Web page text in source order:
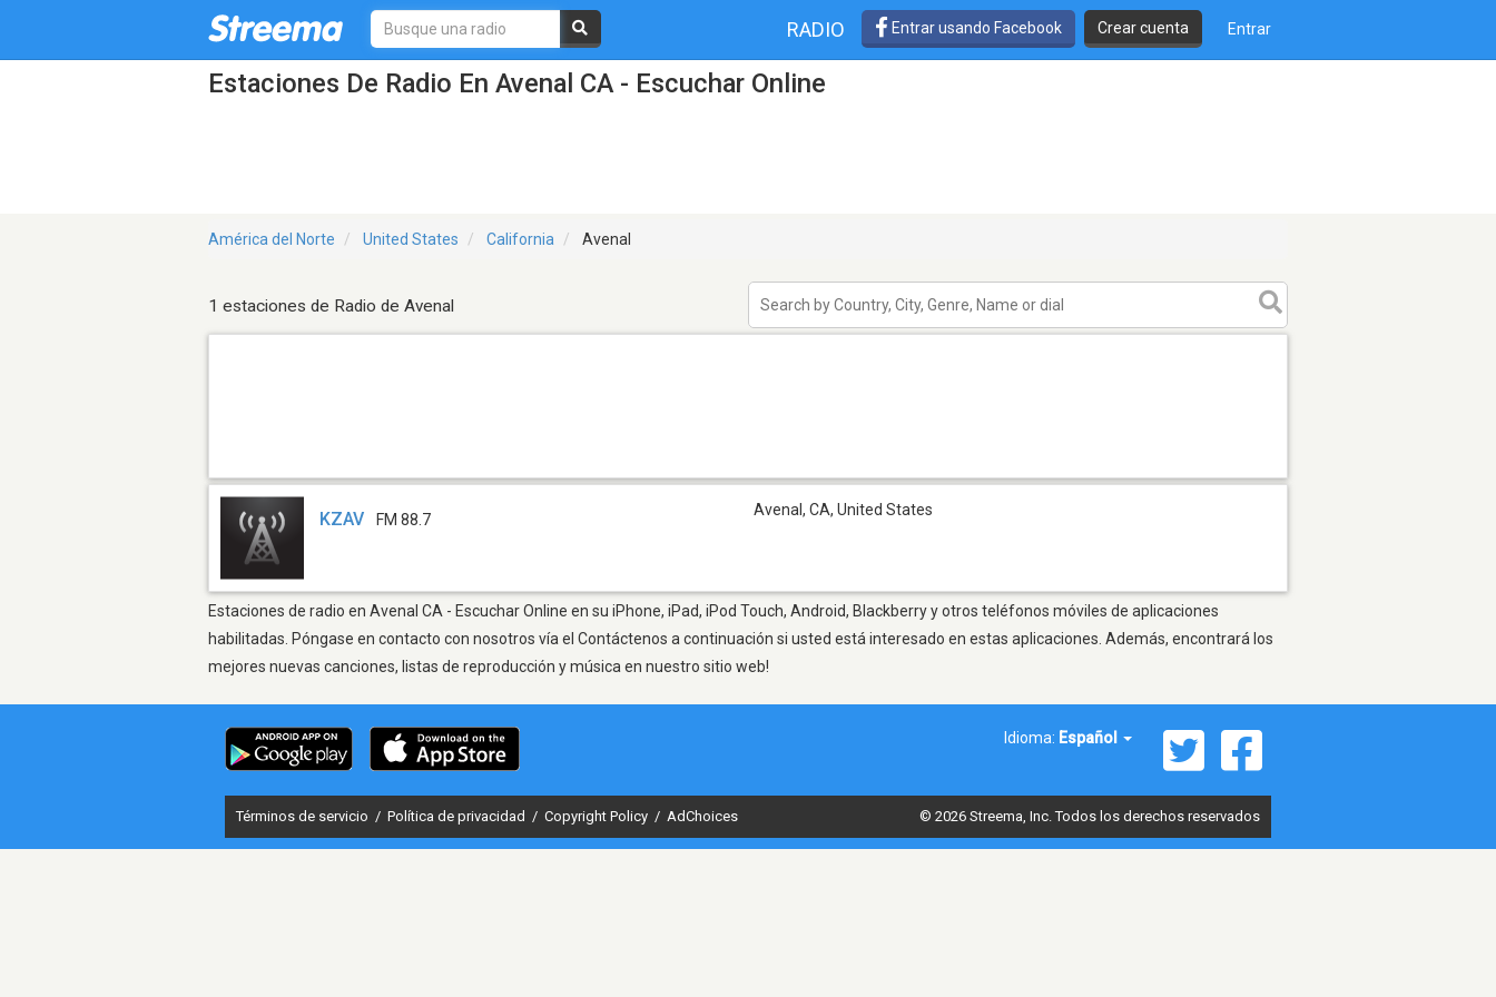
RADIO Entrar usando Facebook Crear cuenta Entrar
Estaciones De Radio En Avenal CA - Escuchar Online
América del Norte United States California Avenal
1 estaciones de Radio de Avenal
KZAV FM 88.7
Avenal, CA, United States
Estaciones de radio en Avenal CA - Escuchar Online en su iPhone, iPad, iPod Touch, Android, Blackberry y otros teléfonos móviles de aplicaciones
habilitadas. Póngase en contacto con nosotros vía el Contáctenos a continuación si usted está interesado en estas aplicaciones. Además, encontrará los
mejores nuevas canciones, listas de reproducción y música en nuestro sitio web!
Idioma: Español
Términos de servicio / Política de privacidad / Copyright Policy / AdChoices © 2026 Streema, Inc. Todos los derechos reservados